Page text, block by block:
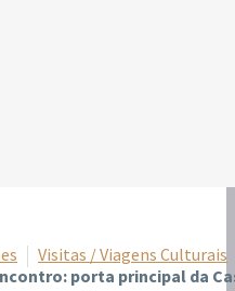
Visitas / Viagens Culturais
porta principal da